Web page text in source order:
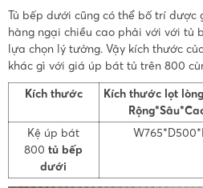
Tủ bếp dưới cũng có thể bố trí được
hàng ngại chiều cao phải với với tủ
lựa chọn lý tưởng. Vậy kích thước
khác gì với giá úp bát tủ trên 800
Kích thước
Kích thước lọt
Kệ úp bát
800tủ bếp
dưới